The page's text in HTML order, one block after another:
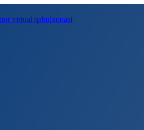
virtual qabulxonasi